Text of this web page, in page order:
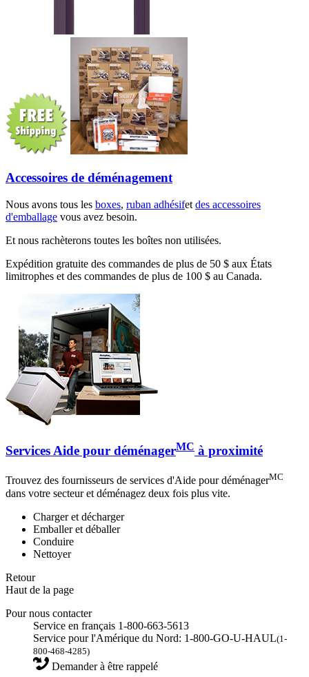
Accessoires de déménagement
Nous avons tous les boxes, ruban adhésifet des accessoires
d'emballage vous avez besoin.
Et nous rachèterons toutes les boîtes non utilisées.
Expédition gratuite des commandes de plus de 50 $ aux États
limitrophes et des commandes de plus de 100 $ au Canada.
Services Aide pour déménagerMC à proximité
Trouvez des fournisseurs de services d'Aide pour déménagerMC
dans votre secteur et déménagez deux fois plus vite.
Charger et décharger
Emballer et déballer
Conduire
Nettoyer
Retour
Haut de la page
Pour nous contacter
Service en français 1-800-663-5613
Service pour l'Amérique du Nord: 1-800-GO-U-HAUL(1-
800-468-4285)
Demander à être rappelé